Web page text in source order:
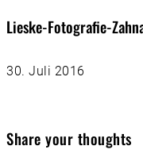
Lieske-Fotografie-
30. Juli 2016
Share your thoughts